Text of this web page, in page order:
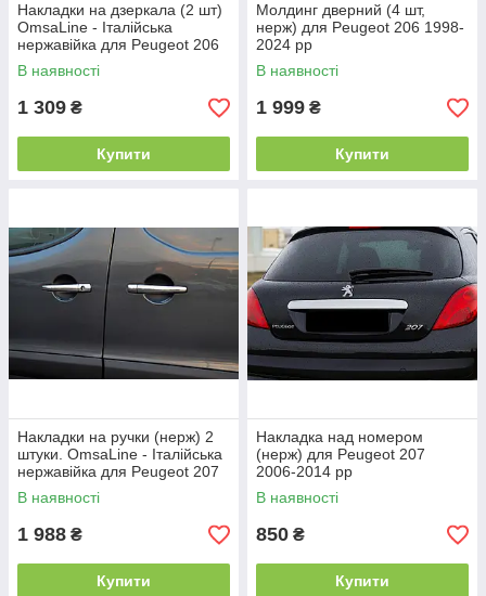
Накладки на дзеркала (2 шт)
OmsaLine - Італійська
нержавійка для Peugeot 206
1998-2024 рр
В наявності
1 309 ₴
Купити
Молдинг дверний (4 шт,
нерж) для Peugeot 206 1998-
2024 рр
В наявності
1 999 ₴
Купити
Накладки на ручки (нерж) 2
штуки. OmsaLine - Італійська
нержавійка для Peugeot 207
2006-2014 рр
В наявності
1 988 ₴
Купити
Накладка над номером
(нерж) для Peugeot 207
2006-2014 рр
В наявності
850 ₴
Купити